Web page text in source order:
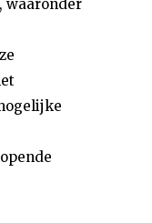
waaronder